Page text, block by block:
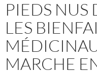
PIEDS NUS
LES
MARCHE